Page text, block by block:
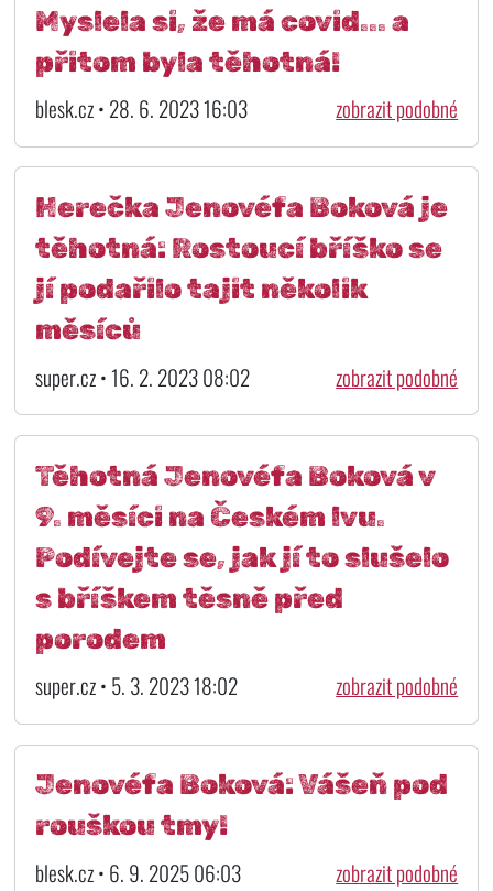
Myslela si, že má covid... a
přitom byla těhotná!
blesk.cz • 28. 6. 2023 16:03 zobrazit podobné
Herečka Jenovéfa Boková je
těhotná: Rostoucí bříško se
jí podařilo tajit několik
měsíců
super.cz • 16. 2. 2023 08:02 zobrazit podobné
Těhotná Jenovéfa Boková v
9. měsíci na Českém lvu.
Podívejte se, jak jí to slušelo
s bříškem těsně před
porodem
super.cz • 5. 3. 2023 18:02 zobrazit podobné
Jenovéfa Boková: Vášeň pod
rouškou tmy!
blesk.cz • 6. 9. 2025 06:03 zobrazit podobné